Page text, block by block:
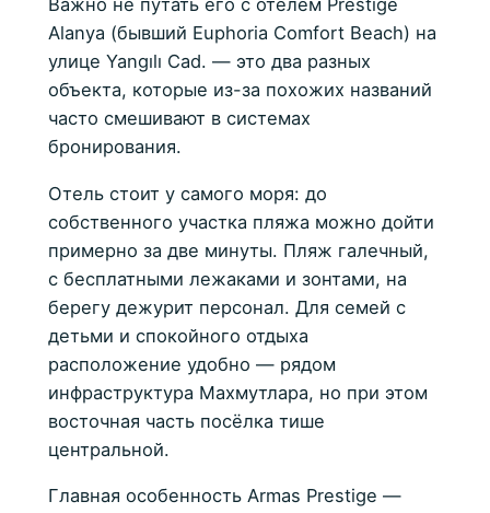
Важно не путать его с отелем Prestige
Alanya (бывший Euphoria Comfort Beach) на
улице Yangılı Cad. — это два разных
объекта, которые из-за похожих названий
часто смешивают в системах
бронирования.
Отель стоит у самого моря: до
собственного участка пляжа можно дойти
примерно за две минуты. Пляж галечный,
с бесплатными лежаками и зонтами, на
берегу дежурит персонал. Для семей с
детьми и спокойного отдыха
расположение удобно — рядом
инфраструктура Махмутлара, но при этом
восточная часть посёлка тише
центральной.
Главная особенность Armas Prestige —